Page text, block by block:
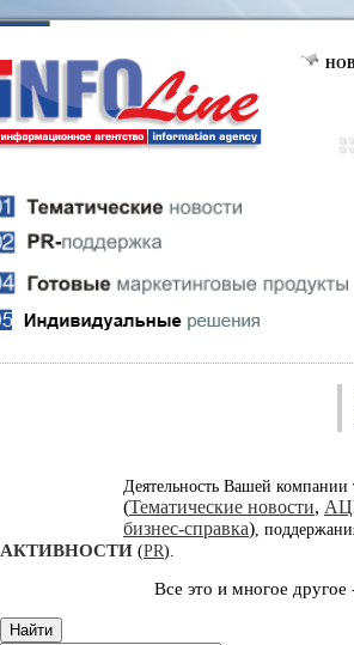
Деятельность Вашей компании
(Тематические новости,
бизнес-справка),
АКТИВНОСТИ (PR).
Все это и многое